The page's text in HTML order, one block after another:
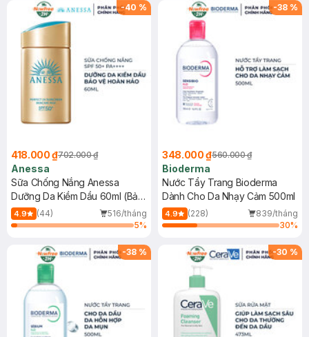
SPF 50+ 20ml (SL Có Hạn)
(SL có hạn)
-40 %
418.000 ₫702.000 ₫
Anessa
Sữa Chống Nắng Anessa
Dưỡng Da Kiềm Dầu 60ml (Bản
Mới)
4.9 (44)
516/tháng
5%
-38 %
348.000 ₫560.000 ₫
Bioderma
Nước Tẩy Trang Bioderma
Dành Cho Da Nhạy Cảm 500ml
4.9 (228)
839/tháng
30%
-38 % -30 %